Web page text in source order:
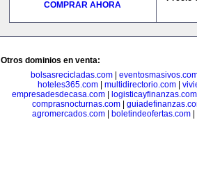
COMPRAR AHORA
Otros dominios en venta:
bolsasrecicladas.com|
hoteles365.com
multidirectorio.com
empresadesdecasa.com
logisticayfinanzas.com
comprasnocturnas.com
agromercados.com
boletindeofertas.com